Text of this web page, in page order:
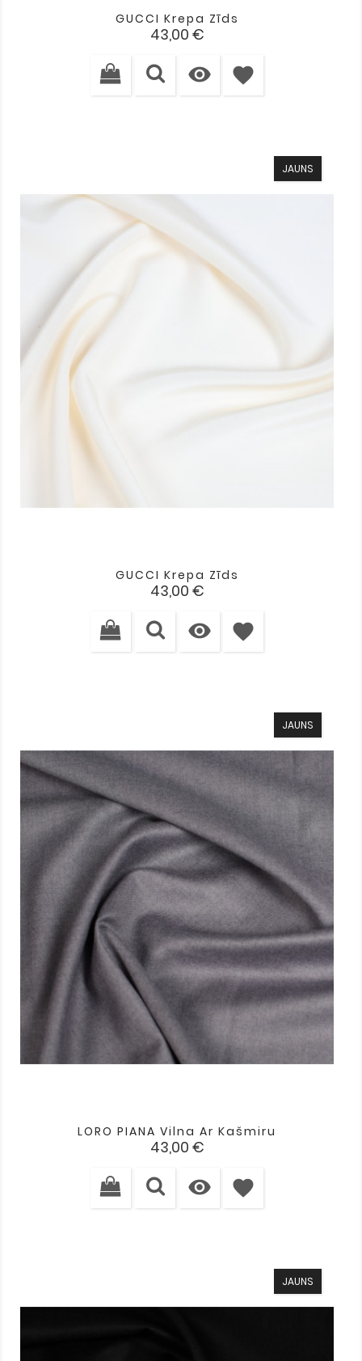
GUCCI Krepa Zīds
Cena
43,00 €
 favorite
JAUNS
GUCCI Krepa Zīds
Cena
43,00 €
 favorite
JAUNS
LORO PIANA Vilna Ar Kašmiru
Cena
43,00 €
 favorite
JAUNS